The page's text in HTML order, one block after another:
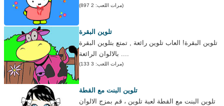
(مرات اللعب: 2 897)
تلوين البقرة
تلوين البقرة! العاب تلوين رائعة , تمتع بتلوين البقرة
بالالوان الرائعة ....
(مرات اللعب: 3 133)
تلوين البنت مع القطة
تلوين البنت مع القطة لعبة تلوين ، قم بمزج الالوان